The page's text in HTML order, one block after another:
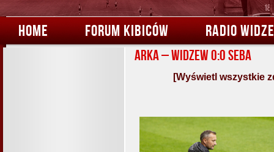
HOME FORUM KIBICÓW RADIO
Arka – Widzew 0:0 Seba
[Wyświetl wszystkie